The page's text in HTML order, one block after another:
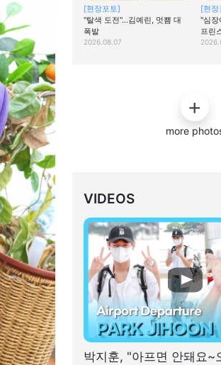
[현장포토]
"탈색 도전"…김예린, 멋쁨 대
폭발
2026.08.07
[현장
"심장
프린
more
VIDEOS
박지훈, "아프면 안돼요~